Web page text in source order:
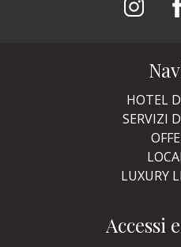
HOTEL
SERVIZI
LUXURY
Accessi